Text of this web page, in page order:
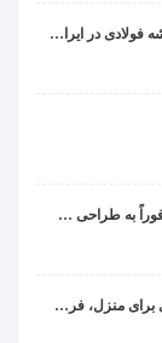
چرا آهن بتا، نخستین انتخاب برای گل میخ عرشه فولادی در ایران است؟
چرا کسب‌وکارهای شهرک صنعتی چهاردانگه فوراً به طراحی سایت نیاز دارند؟
بهترین ایده‌های نورپردازی دکوراتیو با ال ای دی برای منزل، فروشگاه و دفتر کار